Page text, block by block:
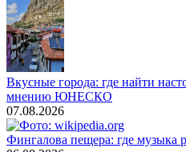
Вкусные города: где найти
мнению ЮНЕСКО
07.08.2026
Фингалова пещера: где музыка